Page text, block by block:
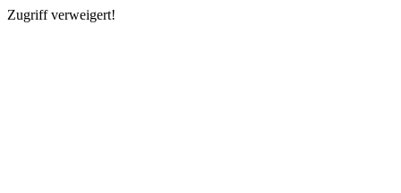
Zugriff verweigert!